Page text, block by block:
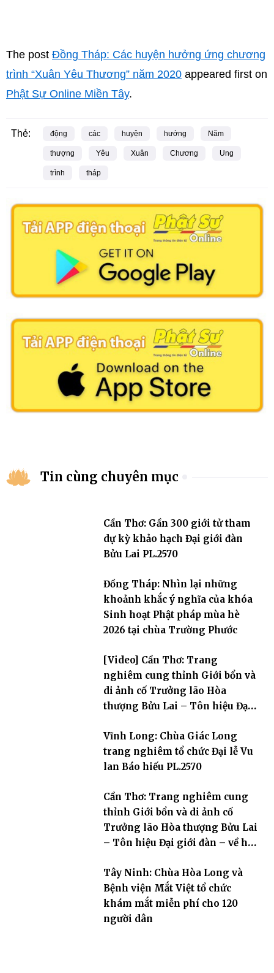
The post Đồng Tháp: Các huyện hưởng ứng chương
trình “Xuân Yêu Thương” năm 2020 appeared first on
Phật Sự Online Miền Tây.
Thẻ: động các huyện hướng Năm
thượng Yêu Xuân Chương Ung
trình tháp
Tin cùng chuyên mục
Cần Thơ: Gần 300 giới tử tham
dự kỳ khảo hạch Đại giới đàn
Bửu Lai PL.2570
Đồng Tháp: Nhìn lại những
khoảnh khắc ý nghĩa của khóa
Sinh hoạt Phật pháp mùa hè
2026 tại chùa Trường Phước
[Video] Cần Thơ: Trang
nghiêm cung thỉnh Giới bổn và
di ảnh cố Trưởng lão Hòa
thượng Bửu Lai – Tôn hiệu Đại
Vĩnh Long: Chùa Giác Long
trang nghiêm tổ chức Đại lễ Vu
lan Báo hiếu PL.2570
Cần Thơ: Trang nghiêm cung
thỉnh Giới bổn và di ảnh cố
Trưởng lão Hòa thượng Bửu Lai
– Tôn hiệu Đại giới đàn – về hai
Tây Ninh: Chùa Hòa Long và
Bệnh viện Mắt Việt tổ chức
khám mắt miễn phí cho 120
người dân